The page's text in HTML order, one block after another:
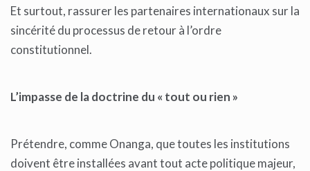
Et surtout, rassurer les partenaires internationaux sur la
sincérité du processus de retour à l’ordre
constitutionnel.
L’impasse de la doctrine du « tout ou rien »
Prétendre, comme Onanga, que toutes les institutions
doivent être installées avant tout acte politique majeur,